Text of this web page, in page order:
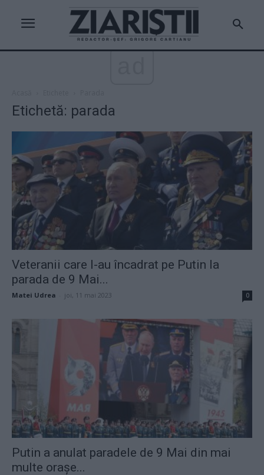
Etichetă: parada
Veteranii care l-au încadrat pe Putin la
parada de 9 Mai...
Matei Udrea joi, 11 mai 2023 0
Putin a anulat paradele de 9 Mai din mai
multe orașe...